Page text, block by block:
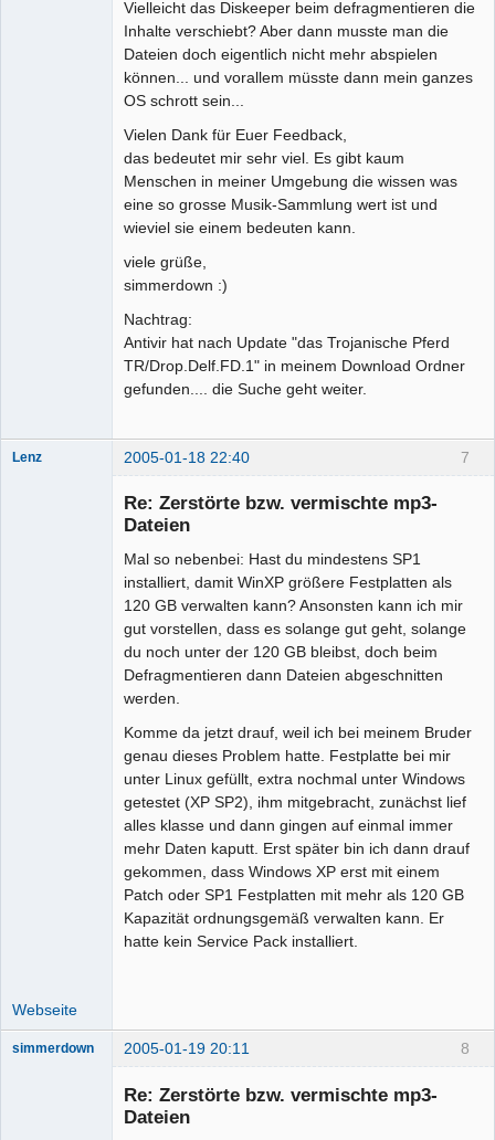
Vielleicht das Diskeeper beim defragmentieren die
Inhalte verschiebt? Aber dann musste man die
Dateien doch eigentlich nicht mehr abspielen
können... und vorallem müsste dann mein ganzes
OS schrott sein...
Vielen Dank für Euer Feedback,
das bedeutet mir sehr viel. Es gibt kaum
Menschen in meiner Umgebung die wissen was
eine so grosse Musik-Sammlung wert ist und
wieviel sie einem bedeuten kann.
viele grüße,
simmerdown :)
Nachtrag:
Antivir hat nach Update "das Trojanische Pferd
TR/Drop.Delf.FD.1" in meinem Download Ordner
gefunden.... die Suche geht weiter.
7
Lenz 2005-01-18 22:40
Re: Zerstörte bzw. vermischte mp3-
Dateien
Mal so nebenbei: Hast du mindestens SP1
installiert, damit WinXP größere Festplatten als
120 GB verwalten kann? Ansonsten kann ich mir
gut vorstellen, dass es solange gut geht, solange
du noch unter der 120 GB bleibst, doch beim
Defragmentieren dann Dateien abgeschnitten
werden.
Komme da jetzt drauf, weil ich bei meinem Bruder
genau dieses Problem hatte. Festplatte bei mir
unter Linux gefüllt, extra nochmal unter Windows
getestet (XP SP2), ihm mitgebracht, zunächst lief
alles klasse und dann gingen auf einmal immer
mehr Daten kaputt. Erst später bin ich dann drauf
gekommen, dass Windows XP erst mit einem
Patch oder SP1 Festplatten mit mehr als 120 GB
Kapazität ordnungsgemäß verwalten kann. Er
hatte kein Service Pack installiert.
Webseite
8
simmerdown 2005-01-19 20:11
Re: Zerstörte bzw. vermischte mp3-
Dateien